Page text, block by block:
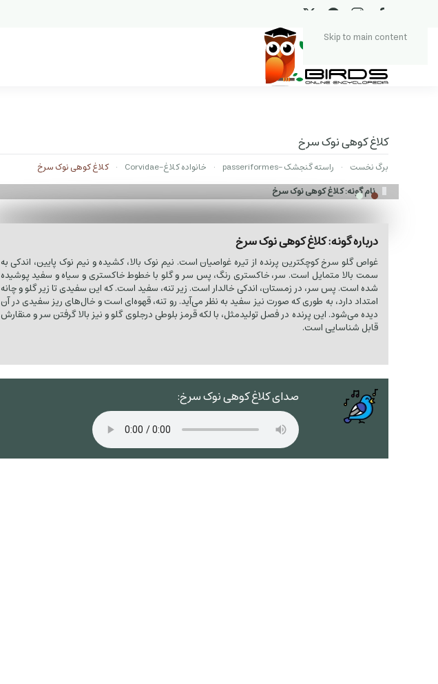
Skip to main content
کلاغ کوهی نوک سرخ
برگ نخست راسته گنجشک -passeriformes خانواده کلاغ-Corvidae
کلاغ کوهی نوک سرخ
نام گونه: کلاغ کوهی نوک سرخ
درباره گونه: کلاغ کوهی نوک سرخ
غواص گلو سرخ کوچکترین پرنده از تیره غواصیان است. نیم نوک بالا، کشیده و نیم نوک پایین، اندکی به
سمت بالا متمایل است. سر، خاکستری رنگ، پس سر و گلو با خطوط خاکستری و سیاه و سفید پوشیده
شده است. پس سر، در زمستان، اندکی خالدار است. زیر تنه، سفید است. که این سفیدی تا زیر گلو و چانه
امتداد دارد، به طوری که صورت نیز سفید به نظر می‌آید. رو تنه، قهوه‌ای است و خال‌های ریز سفیدی در آن
دیده می‌شود. این پرنده در فصل تولیدمثل، با لکه قرمز بلوطی درجلوی گلو و نیز بالا گرفتن سر و منقارش
قابل شناسایی است.
صدای کلاغ کوهی نوک سرخ: